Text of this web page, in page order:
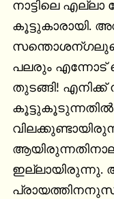
നാട്ടിലെ എല്ലാ
കൂട്ടുകാരായി.
പലരും എന്നോട്
തുടങ്ങി! എനിക്ക്
കൂട്ടുകൂടുന്നതില്‍
ഇല്ലായിരുന്നു.